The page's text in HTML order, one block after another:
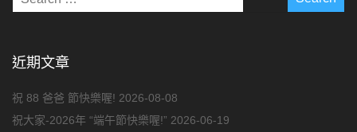
近期文章
祝 88 爸爸 節快樂喔! 2026-08-08
祝大家-2026年 “端午節快樂喔!” 2026-06-19